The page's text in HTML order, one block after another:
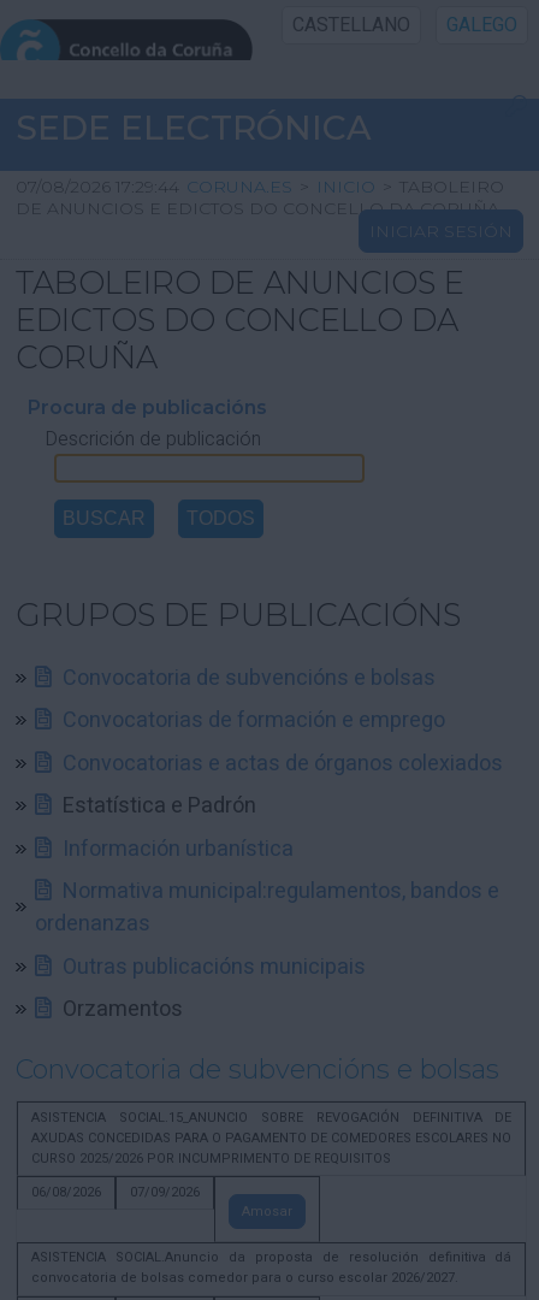
CASTELLANO GALEGO
INICIO SEDE
INICIO
INFORMACIÓN PÚBLICA
CARTAFOL CIDADÁN
AXUDA
SEDE ELECTRÓNICA
07/08/2026 17:29:45 CORUNA.ES > INICIO > TABOLEIRO
DE ANUNCIOS E EDICTOS DO CONCELLO DA CORUÑA
INICIAR SESIÓN
TABOLEIRO DE ANUNCIOS E
EDICTOS DO CONCELLO DA
CORUÑA
Procura de publicacións
Descrición de publicación
GRUPOS DE PUBLICACIÓNS
Convocatoria de subvencións e bolsas
Convocatorias de formación e emprego
Convocatorias e actas de órganos colexiados
Estatística e Padrón
Información urbanística
Normativa municipal:regulamentos, bandos e
ordenanzas
Outras publicacións municipais
Orzamentos
Convocatoria de subvencións e bolsas
ASISTENCIA SOCIAL.15_ANUNCIO SOBRE REVOGACIÓN DEFINITIVA DE
AXUDAS CONCEDIDAS PARA O PAGAMENTO DE COMEDORES ESCOLARES NO
CURSO 2025/2026 POR INCUMPRIMENTO DE REQUISITOS
06/08/2026
07/09/2026
Amosar
ASISTENCIA SOCIAL.Anuncio da proposta de resolución definitiva dá
convocatoria de bolsas comedor para o curso escolar 2026/2027.